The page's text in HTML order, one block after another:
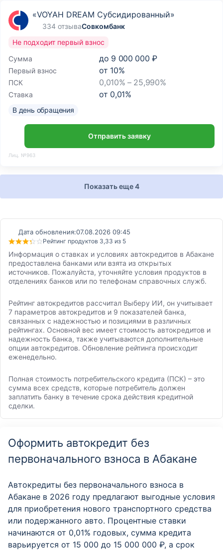
«VOYAH DREAM Субсидированный»
334 отзываСовкомбанк
Сумма до 9 000 000 ₽
Первый взнос от 10%
ПСК 0,010% – 25,990%
Ставка от 0,01%
Не подходит первый взнос
В день обращения
Отправить заявку
Лиц. №963
Показать еще 4
Дата обновления:07.08.2026 09:45
Рейтинг продуктов 3,33 из 5
Информация о ставках и условиях автокредитов в Абакане
предоставлена банками или взята из открытых
источников. Пожалуйста, уточняйте условия продуктов в
отделениях банков или по телефонам справочных служб.
Рейтинг автокредитов рассчитал Выберу ИИ, он учитывает
7 параметров автокредитов и 9 показателей банка,
связанных с надежностью и позициями в различных
рейтингах. Основной вес имеет стоимость автокредитов и
надежность банка, также учитываются дополнительные
опции автокредитов. Обновление рейтинга происходит
еженедельно.
Полная стоимость потребительского кредита (ПСК) – это
сумма всех средств, которые потребитель должен
заплатить банку в течение срока действия кредитной
сделки.
Оформить автокредит без
первоначального взноса в Абакане
Автокредиты без первоначального взноса в
Абакане в 2026 году предлагают выгодные условия
для приобретения нового транспортного средства
или подержанного авто. Процентные ставки
начинаются от 0,01% годовых, сумма кредита
варьируется от 15 000 до 15 000 000 ₽, а срок